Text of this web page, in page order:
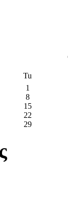
Tu
1
8
15
22
29